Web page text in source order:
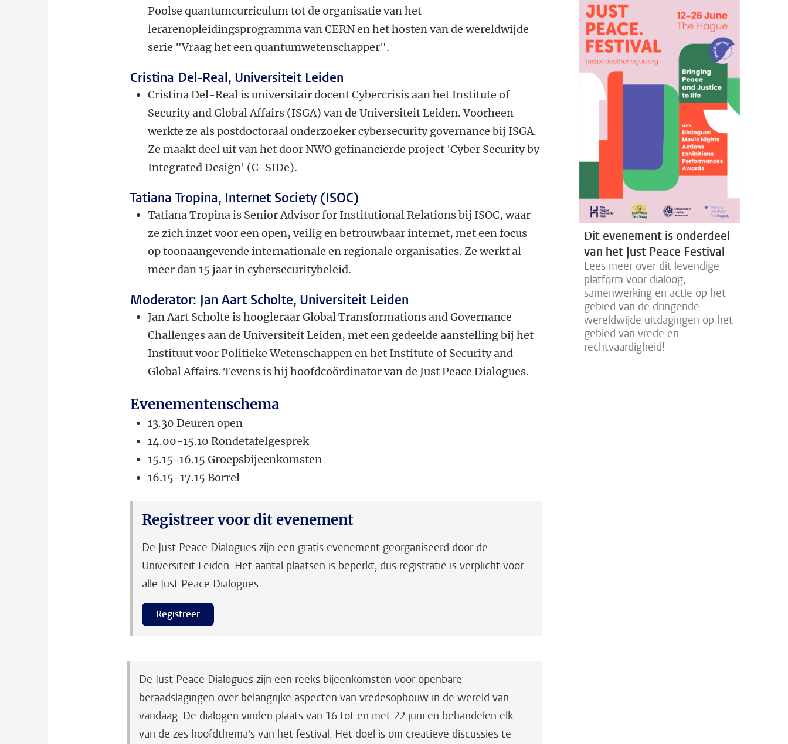
Poolse quantumcurriculum tot de organisatie van het
lerarenopleidingsprogramma van CERN en het hosten van de wereldwijde
serie "Vraag het een quantumwetenschapper".
Cristina Del-Real, Universiteit Leiden
Cristina Del-Real is universitair docent Cybercrisis aan het Institute of
Security and Global Affairs (ISGA) van de Universiteit Leiden. Voorheen
werkte ze als postdoctoraal onderzoeker cybersecurity governance bij ISGA.
Ze maakt deel uit van het door NWO gefinancierde project 'Cyber ​​Security by
Integrated Design' (C-SIDe).
Tatiana Tropina, Internet Society (ISOC)
Tatiana Tropina is Senior Advisor for Institutional Relations bij ISOC, waar
ze zich inzet voor een open, veilig en betrouwbaar internet, met een focus
op toonaangevende internationale en regionale organisaties. Ze werkt al
meer dan 15 jaar in cybersecuritybeleid.
Moderator: Jan Aart Scholte, Universiteit Leiden
Jan Aart Scholte is hoogleraar Global Transformations and Governance
Challenges aan de Universiteit Leiden, met een gedeelde aanstelling bij het
Instituut voor Politieke Wetenschappen en het Institute of Security and
Global Affairs. Tevens is hij hoofdcoördinator van de Just Peace Dialogues.
Evenementenschema
13.30 Deuren open
14.00-15.10 Rondetafelgesprek
15.15-16.15 Groepsbijeenkomsten
16.15-17.15 Borrel
Registreer voor dit evenement
De Just Peace Dialogues zijn een gratis evenement georganiseerd door de
Universiteit Leiden. Het aantal plaatsen is beperkt, dus registratie is verplicht voor
alle Just Peace Dialogues.
Registreer
De Just Peace Dialogues zijn een reeks bijeenkomsten voor openbare
beraadslagingen over belangrijke aspecten van vredesopbouw in de wereld van
vandaag. De dialogen vinden plaats van 16 tot en met 22 juni en behandelen elk
van de zes hoofdthema's van het festival. Het doel is om creatieve discussies te
Dit evenement is onderdeel
van het Just Peace Festival
Lees meer over dit levendige
platform voor dialoog,
samenwerking en actie op het
gebied van de dringende
wereldwijde uitdagingen op het
gebied van vrede en
rechtvaardigheid!